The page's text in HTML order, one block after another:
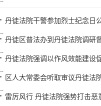
丹徒法院干警参加烈士纪念日
丹徒区普法办到丹徒法院调研
丹徒法院强调以作风效能建设
区人大常委会听取审议丹徒法
雷厉风行 丹徒法院强势打击恶